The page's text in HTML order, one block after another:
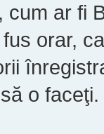
ar fi
orar,
o faceţi.